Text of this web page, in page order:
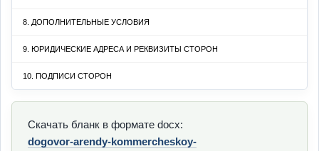
8. ДОПОЛНИТЕЛЬНЫЕ УСЛОВИЯ
9. ЮРИДИЧЕСКИЕ АДРЕСА И РЕКВИЗИТЫ СТОРОН
10. ПОДПИСИ СТОРОН
Скачать бланк в формате docx:
dogovor-arendy-kommercheskoy-